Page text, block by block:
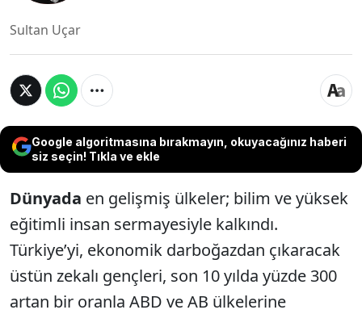
Sultan Uçar
Google algoritmasına bırakmayın, okuyacağınız haberi
siz seçin! Tıkla ve ekle
Dünyada en gelişmiş ülkeler; bilim ve yüksek
eğitimli insan sermayesiyle kalkındı.
Türkiye’yi, ekonomik darboğazdan çıkaracak
üstün zekalı gençleri, son 10 yılda yüzde 300
artan bir oranla ABD ve AB ülkelerine